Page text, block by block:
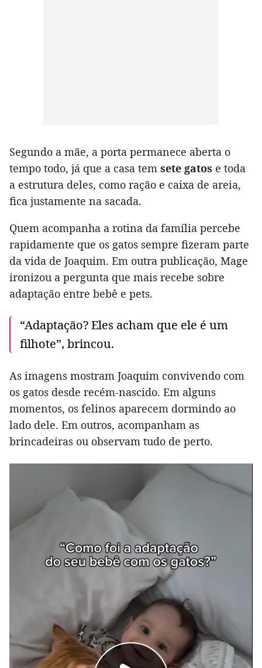
Segundo a mãe, a porta permanece aberta o
tempo todo, já que a casa tem sete gatos e toda
a estrutura deles, como ração e caixa de areia,
fica justamente na sacada.
Quem acompanha a rotina da família percebe
rapidamente que os gatos sempre fizeram parte
da vida de Joaquim. Em outra publicação, Mage
ironizou a pergunta que mais recebe sobre
adaptação entre bebê e pets.
“Adaptação? Eles acham que ele é um
filhote”, brincou.
As imagens mostram Joaquim convivendo com
os gatos desde recém-nascido. Em alguns
momentos, os felinos aparecem dormindo ao
lado dele. Em outros, acompanham as
brincadeiras ou observam tudo de perto.